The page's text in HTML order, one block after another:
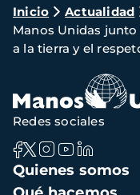
Ruta
de
navegación
Inicio Actualidad
Manos Unidas
a la tierra y el
Navegación
principal
Quienes somos
Redes sociales